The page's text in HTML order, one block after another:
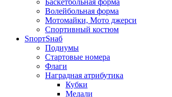
Баскетбольная форма
Волейбольная форма
Мотомайки, Мото джерси
Спортивный костюм
SпортSнаб
Подиумы
Стартовые номера
Флаги
Наградная атрибутика
Кубки
Медали